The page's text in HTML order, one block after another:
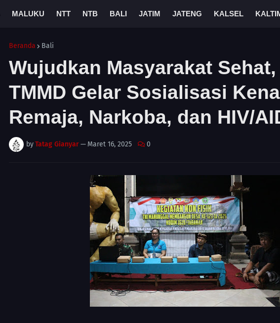
MALUKU NTT NTB BALI JATIM JATENG KALSEL
Beranda Bali
Wujudkan Masyarakat
TMMD Gelar Sosialisasi
Remaja, Narkoba, dan HIV/
byTatag Gianyar— Maret 16, 2025 0